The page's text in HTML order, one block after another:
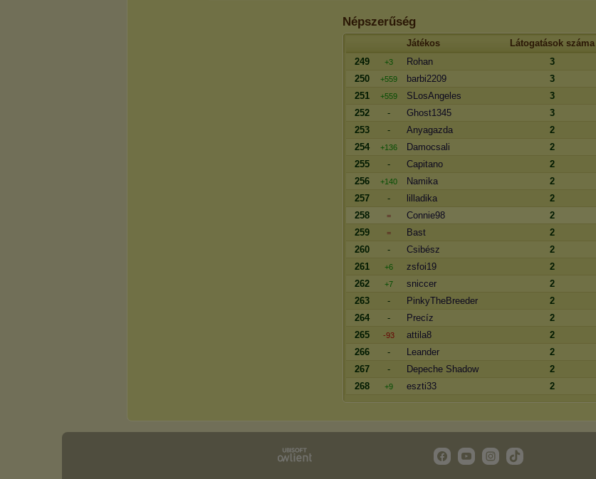
Népszerűség
Játékos
Látogatások száma
249
+3 Rohan
3
250
+559 barbi2209
3
251
+559 SLosAngeles
3
252
- Ghost1345
3
253
- Anyagazda
2
254
+136 Damocsali
2
255
- Capitano
2
256
+140 Namika
2
257
- lilladika
2
258
= Connie98
2
259
= Bast
2
260
- Csibész
2
261
+6 zsfoi19
2
262
+7 sniccer
2
263
- PinkyTheBreeder
2
264
- Precíz
2
265
-93 attila8
2
266
- Leander
2
267
- Depeche Shadow
2
268
+9 eszti33 2